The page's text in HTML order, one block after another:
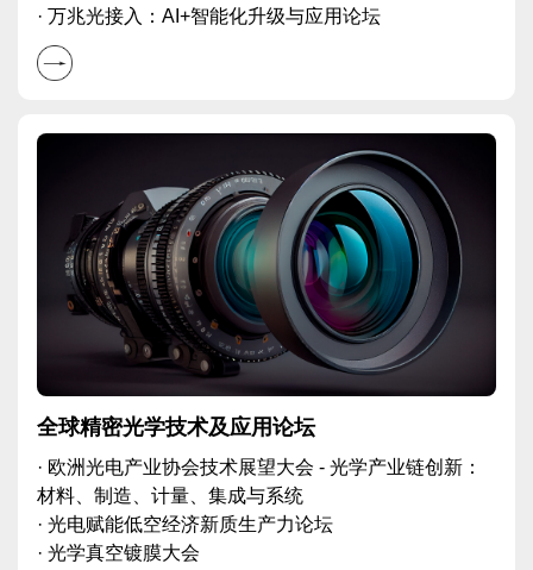
· 万兆光接入：AI+智能化升级与应用论坛
全球精密光学技术及应用论坛
· 欧洲光电产业协会技术展望大会 - 光学产业链创新：
材料、制造、计量、集成与系统
· 光电赋能低空经济新质生产力论坛
· 光学真空镀膜大会